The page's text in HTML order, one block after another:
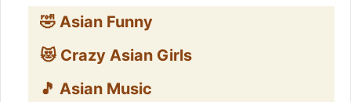
🤣 Asian Funny
😻 Crazy Asian Girls
🎵 Asian Music